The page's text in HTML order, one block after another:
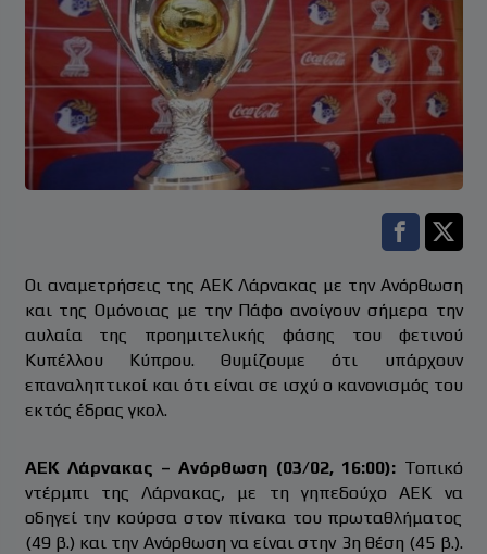
Facebook
Οι αναμετρήσεις της ΑΕΚ Λάρνακας με την Ανόρθωση
και της Ομόνοιας με την Πάφο ανοίγουν σήμερα την
αυλαία της προημιτελικής φάσης του φετινού
Κυπέλλου Κύπρου. Θυμίζουμε ότι υπάρχουν
επαναληπτικοί και ότι είναι σε ισχύ ο κανονισμός του
εκτός έδρας γκολ.
ΑΕΚ Λάρνακας – Ανόρθωση (03/02, 16:00): Τοπικό
ντέρμπι της Λάρνακας, με τη γηπεδούχο ΑΕΚ να
οδηγεί την κούρσα στον πίνακα του πρωταθλήματος
(49 β.) και την Ανόρθωση να είναι στην 3η θέση (45 β.).